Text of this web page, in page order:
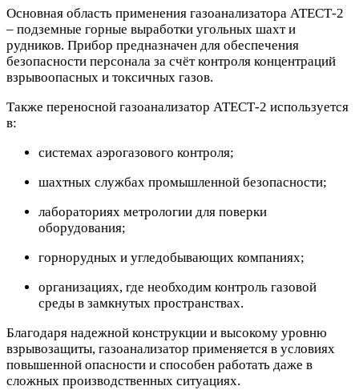
Основная область применения газоанализатора АТЕСТ-2
– подземные горные выработки угольных шахт и
рудников. Прибор предназначен для обеспечения
безопасности персонала за счёт контроля концентраций
взрывоопасных и токсичных газов.
Также переносной газоанализатор АТЕСТ-2 используется
в:
системах аэрогазового контроля;
шахтных службах промышленной безопасности;
лабораториях метрологии для поверки
оборудования;
горнорудных и угледобывающих компаниях;
организациях, где необходим контроль газовой
среды в замкнутых пространствах.
Благодаря надежной конструкции и высокому уровню
взрывозащиты, газоанализатор применяется в условиях
повышенной опасности и способен работать даже в
сложных производственных ситуациях.